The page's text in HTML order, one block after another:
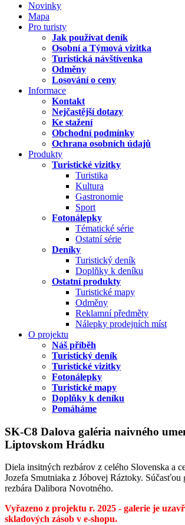
Novinky
Mapa
Pro turisty
Jak používat deník
Osobní a Týmová vizitka
Turistická návštívenka
Odměny
Losování o ceny
Informace
Kontakt
Nejčastější dotazy
Ke stažení
Obchodní podmínky
Ochrana osobních údajů
Produkty
Turistické vizitky
Turistika
Kultura
Gastronomie
Sport
Fotonálepky
Tématické série
Ostatní série
Deníky
Turistický deník
Doplňky k deníku
Ostatní produkty
Turistické mapy
Odměny
Reklamní předměty
Nálepky prodejních míst
O projektu
Náš příběh
Turistický deník
Turistické vizitky
Fotonálepky
Turistické mapy
Doplňky k deníku
Pomáháme
SK-C8 Dalova galéria naivného
Liptovskom Hrádku
Diela insitných rezbárov z celého Slovenska a
Jozefa Smutniaka z Jóbovej Ráztoky. Súčasťou
rezbára Dalibora Novotného.
Vyřazeno z projektu r. 2025 - galerie je
skladových zásob v e-shopu.